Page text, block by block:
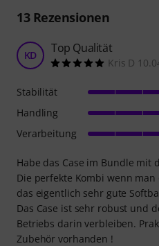
13Rezensionen
KD Top Qualität
Kris D
Habe das Case im Bundle mit
Die perfekte Kombi wenn
das eigentlich sehr gute
Das Case ist sehr robust und
Betriebs darin verbleiben.
Zubehör vorhanden !
Stabilität
Handling
Verarbeitung